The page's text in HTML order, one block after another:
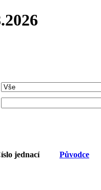
jednací Původce